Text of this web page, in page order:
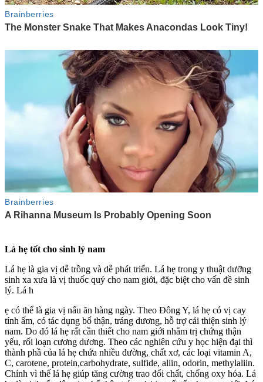
Lá hẹ tốt cho sinh lý nam
Lá hẹ là gia vị dễ trồng và dễ phát triển. Lá hẹ trong y thuật dưỡng
sinh xa xưa là vị thuốc quý cho nam giới, đặc biệt cho vấn đề sinh
lý. Lá h
ẹ có thể là gia vị nấu ăn hàng ngày. Theo Đông Y, lá hẹ có vị cay
tính ấm, có tác dụng bổ thận, tráng dương, hỗ trợ cải thiện sin‌ּh l‌ּý
nam. Do đó lá hẹ rất cần thiết cho nam giới nhằm trị chứng thận
yếu, rối loạn cương dương. Theo các nghiên cứu y học hiện đại thì
thành phầ của lá hẹ chứa nhiều đường, chất xơ, các loại vitamin A,
C, carotene, protein,carbohydrate, sulfide, aliin, odorin, methylaliin.
Chính vì thế lá hẹ giúp tăng cường trao đổi chất, chống oxy hóa. Lá